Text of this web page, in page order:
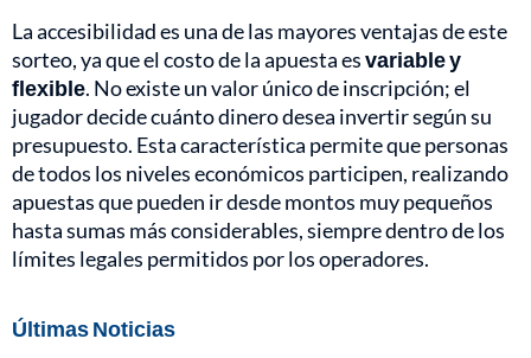
La accesibilidad es una de las mayores ventajas de este
sorteo, ya que el costo de la apuesta esvariable y
flexible. No existe un valor único de inscripción; el
jugador decide cuánto dinero desea invertir según su
presupuesto. Esta característica permite que personas
de todos los niveles económicos participen, realizando
apuestas que pueden ir desde montos muy pequeños
hasta sumas más considerables, siempre dentro de los
límites legales permitidos por los operadores.
Últimas Noticias